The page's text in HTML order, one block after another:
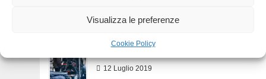
Visualizza le preferenze
Cookie Policy
Ascolti Tv
12 Luglio 2019